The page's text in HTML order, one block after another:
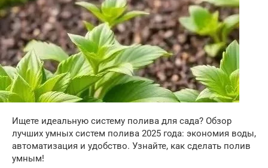
Ищете идеальную систему полива для сада? Обзор
лучших умных систем полива 2025 года: экономия воды,
автоматизация и удобство. Узнайте, как сделать полив
умным!